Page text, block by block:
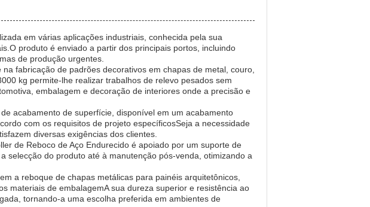
em várias aplicações industriais, conhecida pela sua
produto é enviado a partir dos principais portos, incluindo
de produção urgentes.
fabricação de padrões decorativos em chapas de metal, couro,
kg permite-lhe realizar trabalhos de relevo pesados sem
embalagem e decoração de interiores onde a precisão e
acabamento de superfície, disponível em um acabamento
com os requisitos de projeto específicosSeja a necessidade
diversas exigências dos clientes.
de Reboco de Aço Endurecido é apoiado por um suporte de
selecção do produto até à manutenção pós-venda, otimizando a
a reboque de chapas metálicas para painéis arquitetônicos,
materiais de embalagemA sua dureza superior e resistência ao
tornando-a uma escolha preferida em ambientes de